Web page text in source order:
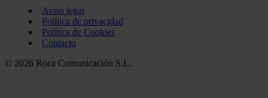
Aviso legal
Política de privacidad
Política de Cookies
Contacto
© 2026 Roca Comunicación S.L.